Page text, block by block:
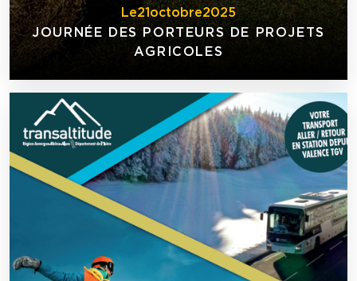
Le21 octobre2025
JOURNÉE DES PORTEURS DE PROJETS
AGRICOLES